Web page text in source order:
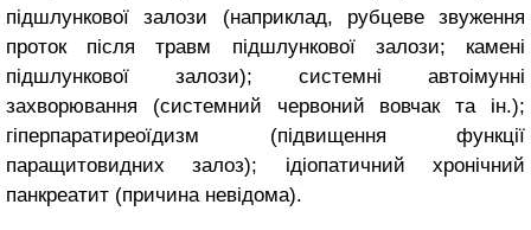
підшлункової залози (наприклад, рубцеве звуження
про­ток після травм підшлункової за­лози; камені
підшлункової залози); системні автоімунні
захворювання (системний червоний вовчак та ін.);
гіперпаратиреоїдизм (підвищення функції
паращитовидних залоз); ідіопатичний хронічний
панкреатит (при­чина невідома).